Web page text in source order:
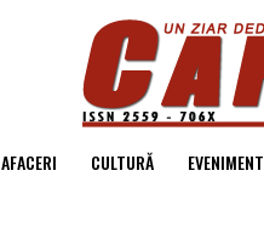
AFACERI CULTURĂ EVENIMENT